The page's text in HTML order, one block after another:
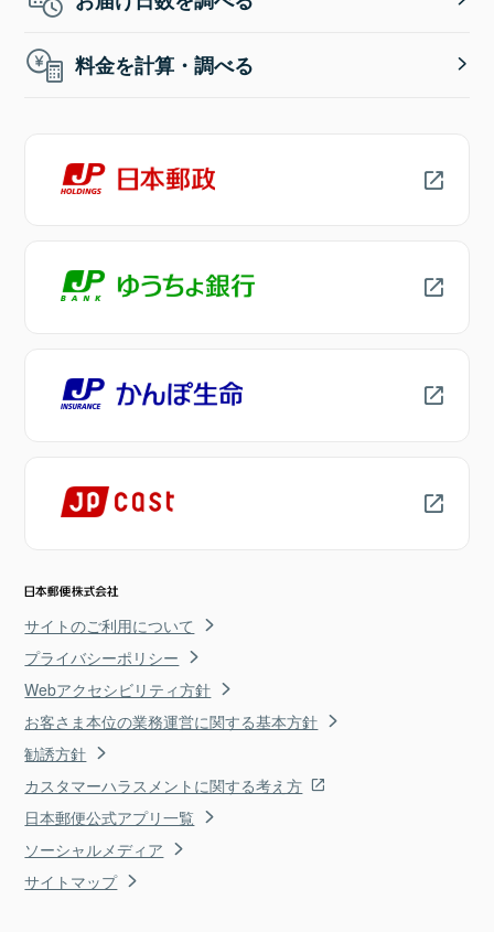
料金を計算・調べる
サイトのご利用について
プライバシーポリシー
Webアクセシビリティ方針
お客さま本位の業務運営に関する基本方針
勧誘方針
カスタマーハラスメントに関する考え方
日本郵便公式アプリ一覧
ソーシャルメディア
サイトマップ